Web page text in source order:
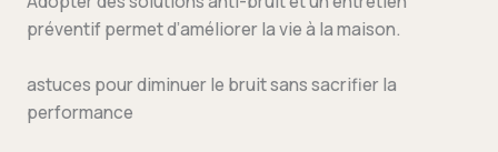
préventif permet d’améliorer la vie à la maison.
astuces pour diminuer le bruit sans sacrifier la
performance